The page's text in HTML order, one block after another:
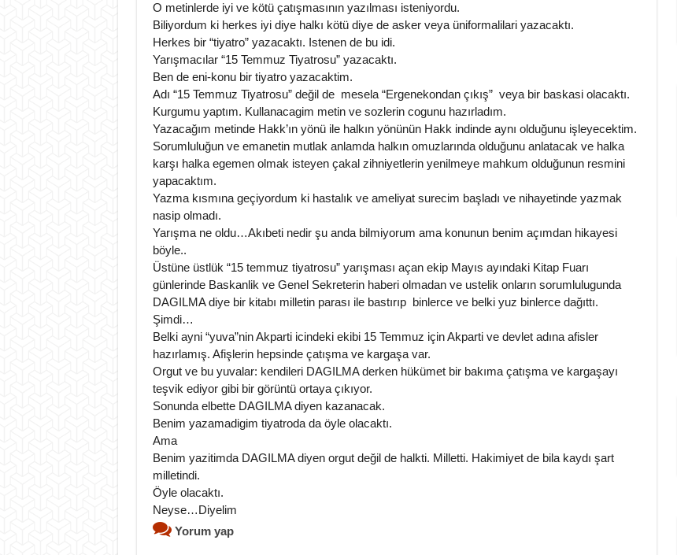
O metinlerde iyi ve kötü çatışmasının yazılması isteniyordu.
Biliyordum ki herkes iyi diye halkı kötü diye de asker veya üniformalilari yazacaktı.
Herkes bir “tiyatro” yazacaktı. Istenen de bu idi.
Yarışmacılar “15 Temmuz Tiyatrosu” yazacaktı.
Ben de eni-konu bir tiyatro yazacaktim.
Adı “15 Temmuz Tiyatrosu” değil de mesela “Ergenekondan çıkış” veya bir baskasi olacaktı.
Kurgumu yaptım. Kullanacagim metin ve sozlerin cogunu hazırladım.
Yazacağım metinde Hakk’ın yönü ile halkın yönünün Hakk indinde aynı olduğunu işleyecektim.
Sorumluluğun ve emanetin mutlak anlamda halkın omuzlarında olduğunu anlatacak ve halka
karşı halka egemen olmak isteyen çakal zihniyetlerin yenilmeye mahkum olduğunun resmini
yapacaktım.
Yazma kısmına geçiyordum ki hastalık ve ameliyat surecim başladı ve nihayetinde yazmak
nasip olmadı.
Yarışma ne oldu…Akıbeti nedir şu anda bilmiyorum ama konunun benim açımdan hikayesi
böyle..
Üstüne üstlük “15 temmuz tiyatrosu” yarışması açan ekip Mayıs ayındaki Kitap Fuarı
günlerinde Baskanlik ve Genel Sekreterin haberi olmadan ve ustelik onların sorumlulugunda
DAGILMA diye bir kitabı milletin parası ile bastırıp binlerce ve belki yuz binlerce dağıttı.
Şimdi…
Belki ayni “yuva”nin Akparti icindeki ekibi 15 Temmuz için Akparti ve devlet adına afisler
hazırlamış. Afişlerin hepsinde çatışma ve kargaşa var.
Orgut ve bu yuvalar: kendileri DAGILMA derken hükümet bir bakıma çatışma ve kargaşayı
teşvik ediyor gibi bir görüntü ortaya çıkıyor.
Sonunda elbette DAGILMA diyen kazanacak.
Benim yazamadigim tiyatroda da öyle olacaktı.
Ama
Benim yazitimda DAGILMA diyen orgut değil de halkti. Milletti. Hakimiyet de bila kaydı şart
milletindi.
Öyle olacaktı.
Neyse…Diyelim
Yorum yap